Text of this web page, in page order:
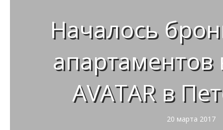
Началось
апартаментов
AVATAR в
20 марта 2017